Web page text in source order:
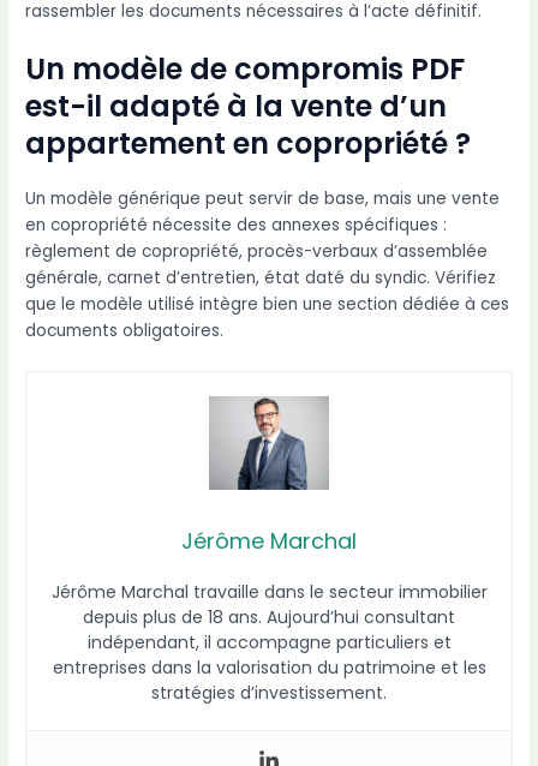
rassembler les documents nécessaires à l’acte définitif.
Un modèle de compromis PDF
est-il adapté à la vente d’un
appartement en copropriété ?
Un modèle générique peut servir de base, mais une vente
en copropriété nécessite des annexes spécifiques :
règlement de copropriété, procès-verbaux d’assemblée
générale, carnet d’entretien, état daté du syndic. Vérifiez
que le modèle utilisé intègre bien une section dédiée à ces
documents obligatoires.
Jérôme Marchal
Jérôme Marchal travaille dans le secteur immobilier
depuis plus de 18 ans. Aujourd’hui consultant
indépendant, il accompagne particuliers et
entreprises dans la valorisation du patrimoine et les
stratégies d’investissement.